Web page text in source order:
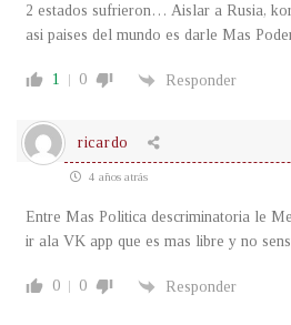
2 estados sufrieron… Aislar a Rusia,
asi paises del mundo es darle Mas
1 0 Responder
ricardo
4 años atrás
Entre Mas Politica descriminatoria le
ir ala VK app que es mas libre y no
0 0 Responder